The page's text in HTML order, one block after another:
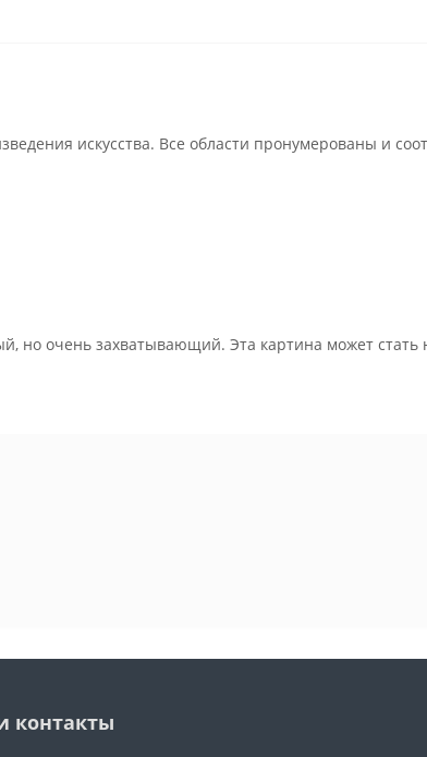
искусства. Все области пронумерованы и
но очень захватывающий. Эта картина может стать
контакты